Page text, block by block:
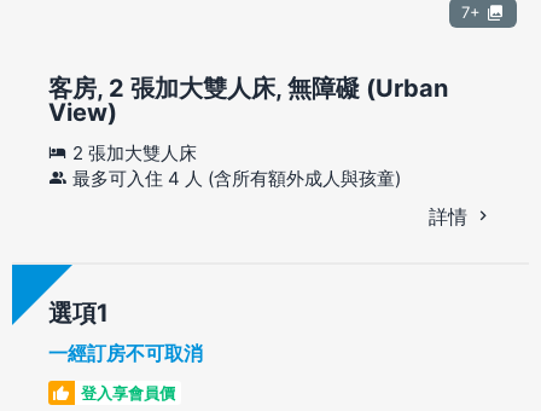
7+
客房, 2 張加大雙人床, 無障礙 (Urban
View)
2 張加大雙人床
最多可入住 4 人 (含所有額外成人與孩童)
詳情
選項
一經訂房不可取消
登入享會員價